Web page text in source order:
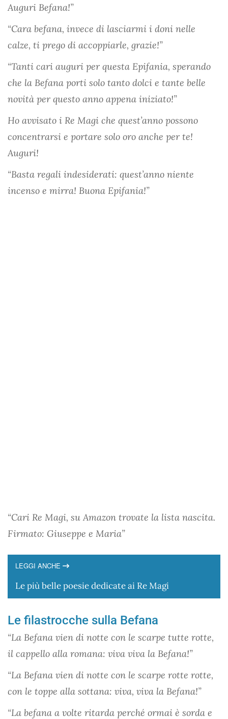
Auguri Befana!”
“Cara befana, invece di lasciarmi i doni nelle
calze, ti prego di accoppiarle, grazie!”
“Tanti cari auguri per questa Epifania, sperando
che la Befana porti solo tanto dolci e tante belle
novità per questo anno appena iniziato!”
Ho avvisato i Re Magi che quest’anno possono
concentrarsi e portare solo oro anche per te!
Auguri!
“Basta regali indesiderati: quest’anno niente
incenso e mirra! Buona Epifania!”
“Cari Re Magi, su Amazon trovate la lista nascita.
Firmato: Giuseppe e Maria”
LEGGI ANCHE
Le più belle poesie dedicate ai Re Magi
Le filastrocche sulla Befana
“La Befana vien di notte con le scarpe tutte rotte,
il cappello alla romana: viva viva la Befana!”
“La Befana vien di notte con le scarpe rotte rotte,
con le toppe alla sottana: viva, viva la Befana!”
“La befana a volte ritarda perché ormai è sorda e